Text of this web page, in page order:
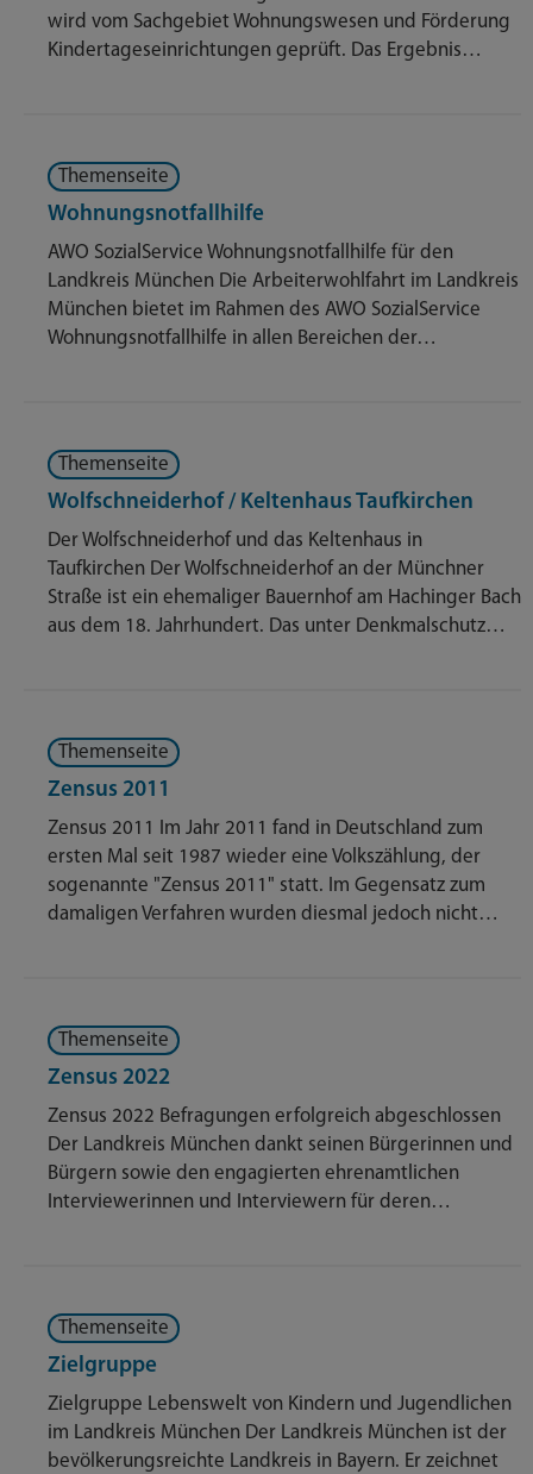
wird vom Sachgebiet Wohnungswesen und Förderung
Kindertageseinrichtungen geprüft. Das Ergebnis…
Themenseite
Wohnungsnotfallhilfe
AWO SozialService Wohnungsnotfallhilfe für den
Landkreis München Die Arbeiterwohlfahrt im Landkreis
München bietet im Rahmen des AWO SozialService
Wohnungsnotfallhilfe in allen Bereichen der…
Themenseite
Wolfschneiderhof / Keltenhaus Taufkirchen
Der Wolfschneiderhof und das Keltenhaus in
Taufkirchen Der Wolfschneiderhof an der Münchner
Straße ist ein ehemaliger Bauernhof am Hachinger Bach
aus dem 18. Jahrhundert. Das unter Denkmalschutz…
Themenseite
Zensus 2011
Zensus 2011 Im Jahr 2011 fand in Deutschland zum
ersten Mal seit 1987 wieder eine Volkszählung, der
sogenannte "Zensus 2011" statt. Im Gegensatz zum
damaligen Verfahren wurden diesmal jedoch nicht…
Themenseite
Zensus 2022
Zensus 2022 Befragungen erfolgreich abgeschlossen
Der Landkreis München dankt seinen Bürgerinnen und
Bürgern sowie den engagierten ehrenamtlichen
Interviewerinnen und Interviewern für deren…
Themenseite
Zielgruppe
Zielgruppe Lebenswelt von Kindern und Jugendlichen
im Landkreis München Der Landkreis München ist der
bevölkerungsreichte Landkreis in Bayern. Er zeichnet